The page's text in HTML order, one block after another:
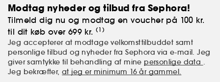
Modtag nyheder og tilbud fra Sephora!
Tilmeld dig nu og modtag en voucher på 100 kr.
til dit køb over 699 kr. (1)
Jeg accepterer at modtage velkomsttilbuddet samt
personlige tilbud og nyheder fra Sephora via e-mail. Jeg
giver samtykke til behandling af mine personlige data .
Jeg bekræfter,at jeg er minimum 16 år gammel.